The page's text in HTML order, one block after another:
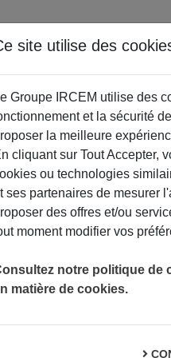
Devis
un devis vous devez avoir
Vos
recevoir votre devis, veuillez
site utilise des
Groupe IRCEM utilise des
et la sécurité
la meilleure
cliquant sur Tout Accepter,
ou technologies
ses partenaires de mesurer
des offres et/ou
moment modifier vos
notre politique de
matière de cookies.